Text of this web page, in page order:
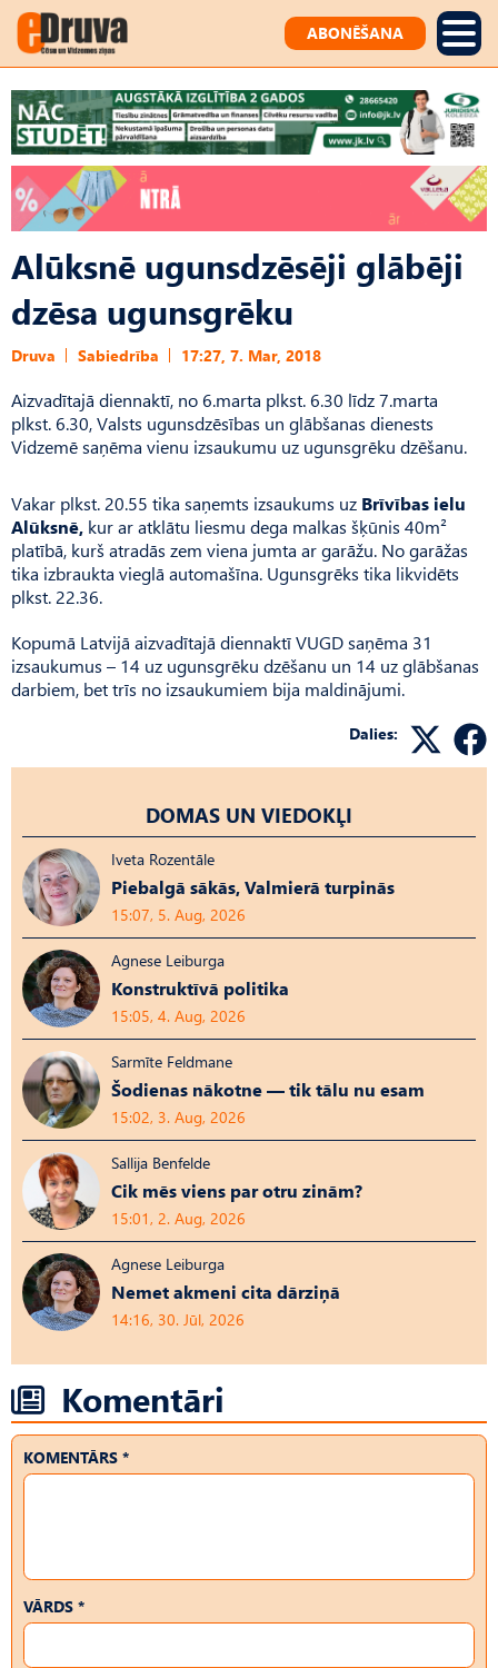
ABONĒŠANA
Alūksnē ugunsdzēsēji glābēji
dzēsa ugunsgrēku
Druva Sabiedrība 17:27, 7. Mar, 2018
Aizvadītajā diennaktī, no 6.marta plkst. 6.30 līdz 7.marta
plkst. 6.30, Valsts ugunsdzēsības un glābšanas dienests
Vidzemē saņēma vienu izsaukumu uz ugunsgrēku dzēšanu.
Vakar plkst. 20.55 tika saņemts izsaukums uz Brīvības ielu
Alūksnē, kur ar atklātu liesmu dega malkas šķūnis 40m²
platībā, kurš atradās zem viena jumta ar garāžu. No garāžas
tika izbraukta vieglā automašīna. Ugunsgrēks tika likvidēts
plkst. 22.36.
Kopumā Latvijā aizvadītajā diennaktī VUGD saņēma 31
izsaukumus – 14 uz ugunsgrēku dzēšanu un 14 uz glābšanas
darbiem, bet trīs no izsaukumiem bija maldinājumi.
Dalies:
DOMAS UN VIEDOKĻI
Iveta Rozentāle
Piebalgā sākās, Valmierā turpinās
15:07, 5. Aug, 2026
Agnese Leiburga
Konstruktīvā politika
15:05, 4. Aug, 2026
Sarmīte Feldmane
Šodienas nākotne — tik tālu nu esam
15:02, 3. Aug, 2026
Sallija Benfelde
Cik mēs viens par otru zinām?
15:01, 2. Aug, 2026
Agnese Leiburga
Nemet akmeni cita dārziņā
14:16, 30. Jūl, 2026
Komentāri
KOMENTĀRS *
VĀRDS *